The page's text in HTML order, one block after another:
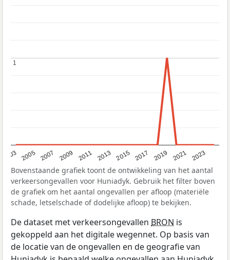
2003 2005 2007 2009 2011 2013 2015 2017 2019 2021 2023
1
1
Bovenstaande grafiek toont de ontwikkeling van het aantal
verkeersongevallen voor Huniadyk. Gebruik het filter boven
de grafiek om het aantal ongevallen per afloop (materiële
schade, letselschade of dodelijke afloop) te bekijken.
De dataset met verkeersongevallen BRON is
gekoppeld aan het digitale wegennet. Op basis van
de locatie van de ongevallen en de geografie van